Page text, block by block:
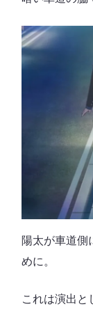
陽太が車道側
めに。
これは演出と